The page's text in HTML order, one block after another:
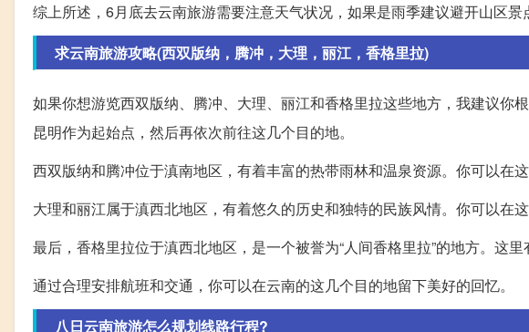
综上所述，6月底去云南旅游需要注意天气状况，如果是雨季建议避开山区
求云南旅游攻略(西双版纳，腾冲，大理，丽江，香格里拉)
如果你想游览西双版纳、腾冲、大理、丽江和香格里拉这些地方，我建议你
昆明作为起始点，然后再依次前往这几个目的地。
西双版纳和腾冲位于滇南地区，有着丰富的热带雨林和温泉资源。你可以在
大理和丽江属于滇西北地区，有着悠久的历史和独特的民族风情。你可以在
最后，香格里拉位于滇西北地区，是一个被誉为“人间香格里拉”的地方。这
通过合理安排航班和交通，你可以在云南的这几个目的地留下美好的回忆。
八日云南旅游怎么规划线路行程?